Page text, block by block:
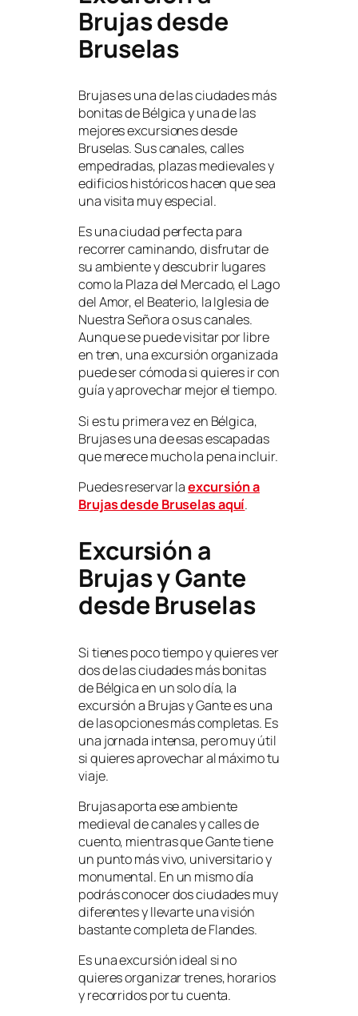
Brujas desde
Bruselas
Brujas es una de las ciudades más
bonitas de Bélgica y una de las
mejores excursiones desde
Bruselas. Sus canales, calles
empedradas, plazas medievales y
edificios históricos hacen que sea
una visita muy especial.
Es una ciudad perfecta para
recorrer caminando, disfrutar de
su ambiente y descubrir lugares
como la Plaza del Mercado, el Lago
del Amor, el Beaterio, la Iglesia de
Nuestra Señora o sus canales.
Aunque se puede visitar por libre
en tren, una excursión organizada
puede ser cómoda si quieres ir con
guía y aprovechar mejor el tiempo.
Si es tu primera vez en Bélgica,
Brujas es una de esas escapadas
que merece mucho la pena incluir.
Puedes reservar laexcursión a
Brujas desde Bruselas aquí.
Excursión a
Brujas y Gante
desde Bruselas
Si tienes poco tiempo y quieres ver
dos de las ciudades más bonitas
de Bélgica en un solo día, la
excursión a Brujas y Gante es una
de las opciones más completas. Es
una jornada intensa, pero muy útil
si quieres aprovechar al máximo tu
viaje.
Brujas aporta ese ambiente
medieval de canales y calles de
cuento, mientras que Gante tiene
un punto más vivo, universitario y
monumental. En un mismo día
podrás conocer dos ciudades muy
diferentes y llevarte una visión
bastante completa de Flandes.
Es una excursión ideal si no
quieres organizar trenes, horarios
y recorridos por tu cuenta.